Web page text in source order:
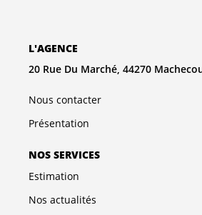
L'AGENCE
20 Rue Du Marché, 44270
Nous contacter
Présentation
NOS SERVICES
Estimation
Nos actualités